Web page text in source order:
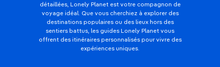
détaillées, Lonely Planet est votre compagnon de
voyage idéal. Que vous cherchiez à explorer des
destinations populaires ou des lieux hors des
sentiers battus, les guides Lonely Planet vous
offrent des itinéraires personnalisés pour vivre des
expériences uniques.